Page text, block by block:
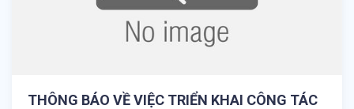
THÔNG BÁO VỀ VIỆC TRIỂN KHAI CÔNG TÁC